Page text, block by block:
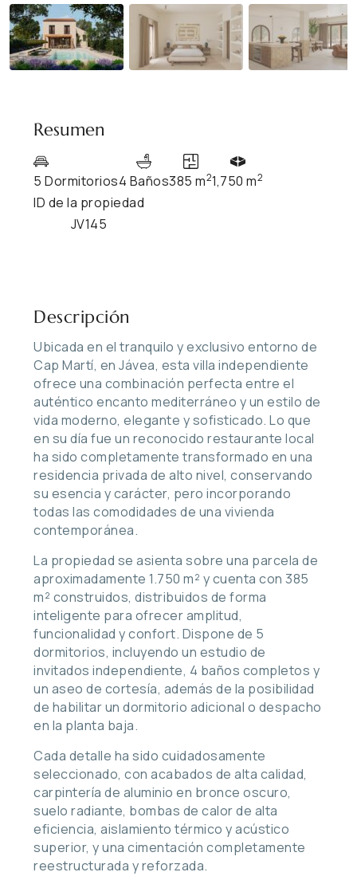
Resumen
5 Dormitorios4 Baños385 m21,750 m2
ID de la propiedad
JV145
Descripción
Ubicada en el tranquilo y exclusivo entorno de
Cap Martí, en Jávea, esta villa independiente
ofrece una combinación perfecta entre el
auténtico encanto mediterráneo y un estilo de
vida moderno, elegante y sofisticado. Lo que
en su día fue un reconocido restaurante local
ha sido completamente transformado en una
residencia privada de alto nivel, conservando
su esencia y carácter, pero incorporando
todas las comodidades de una vivienda
contemporánea.
La propiedad se asienta sobre una parcela de
aproximadamente 1.750 m² y cuenta con 385
m² construidos, distribuidos de forma
inteligente para ofrecer amplitud,
funcionalidad y confort. Dispone de 5
dormitorios, incluyendo un estudio de
invitados independiente, 4 baños completos y
un aseo de cortesía, además de la posibilidad
de habilitar un dormitorio adicional o despacho
en la planta baja.
Cada detalle ha sido cuidadosamente
seleccionado, con acabados de alta calidad,
carpintería de aluminio en bronce oscuro,
suelo radiante, bombas de calor de alta
eficiencia, aislamiento térmico y acústico
superior, y una cimentación completamente
reestructurada y reforzada.